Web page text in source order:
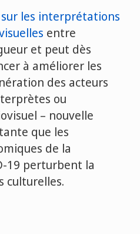
les interprétations
entre
et peut dès
à améliorer les
des acteurs
ou
– nouvelle
que les
de la
19 perturbent la
culturelles.